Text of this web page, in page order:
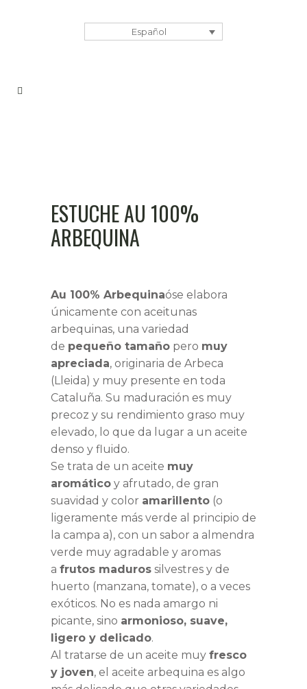
Español
ESTUCHE AU 100%
ARBEQUINA
Au 100% Arbequinaóse elabora
únicamente con aceitunas
arbequinas, una variedad
de pequeño tamaño pero muy
apreciada, originaria de Arbeca
(Lleida) y muy presente en toda
Cataluña. Su maduración es muy
precoz y su rendimiento graso muy
elevado, lo que da lugar a un aceite
denso y fluido.
Se trata de un aceite muy
aromático y afrutado, de gran
suavidad y color amarillento (o
ligeramente más verde al principio de
la campa a), con un sabor a almendra
verde muy agradable y aromas
a frutos maduros silvestres y de
huerto (manzana, tomate), o a veces
exóticos. No es nada amargo ni
picante, sino armonioso, suave,
ligero y delicado.
Al tratarse de un aceite muy fresco
y joven, el aceite arbequina es algo